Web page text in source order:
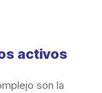
activos
son la